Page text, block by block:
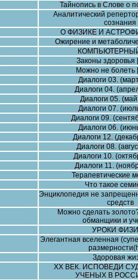
Тайнопись в Слове о
Аналитический
сознания
О ФИЗИКЕ И
Ожирение и
Законы здоровья
Можно не болеть
Диалоги 03.
Диалоги 04.
Диалоги 05.
Диалоги 07.
Диалоги 09.
Диалоги 06.
Диалоги 12.
Диалоги 08.
Диалоги 10.
Диалоги 11.
Терапевтические
Что такое
Энциклопедия не
средств
Можно сделать
обманщики и
УРОКИ
Элегантная вселенная
Здоровая
XX ВЕК. ИСПОВЕДИ
УЧЕНЫХ В